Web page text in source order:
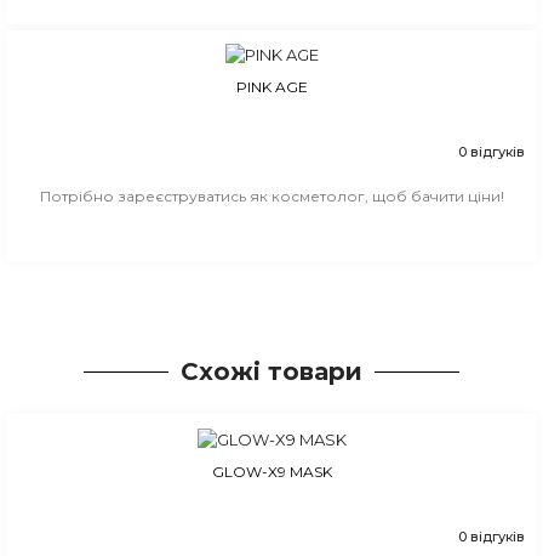
PINK AGE
0 відгуків
Потрібно зареєструватись як косметолог, щоб бачити ціни!
Схожі товари
GLOW-X9 MASK
0 відгуків